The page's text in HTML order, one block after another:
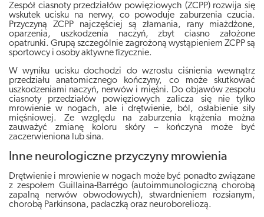
Zespół ciasnoty przedziałów powięziowych (ZCPP) rozwija się
wskutek ucisku na nerwy, co powoduje zaburzenia czucia.
Przyczyną ZCPP najczęściej są złamania, rany miażdżone,
oparzenia, uszkodzenia naczyń, zbyt ciasno założone
opatrunki. Grupą szczególnie zagrożoną wystąpieniem ZCPP są
sportowcy i osoby aktywne fizycznie.
W wyniku ucisku dochodzi do wzrostu ciśnienia wewnątrz
przedziału anatomicznego kończyny, co może skutkować
uszkodzeniami naczyń, nerwów i mięśni. Do objawów zespołu
ciasnoty przedziałów powięziowych zalicza się nie tylko
mrowienie w nogach, ale i drętwienie, ból, osłabienie siły
mięśniowej. Ze względu na zaburzenia krążenia można
zauważyć zmianę koloru skóry – kończyna może być
zaczerwieniona lub sina.
Inne neurologiczne przyczyny mrowienia
Drętwienie i mrowienie w nogach może być ponadto związane
z zespołem Guillaina-Barrégo (autoimmunologiczną chorobą
zapalną nerwów obwodowych), stwardnieniem rozsianym,
chorobą Parkinsona, padaczką oraz neuroboreliozą.